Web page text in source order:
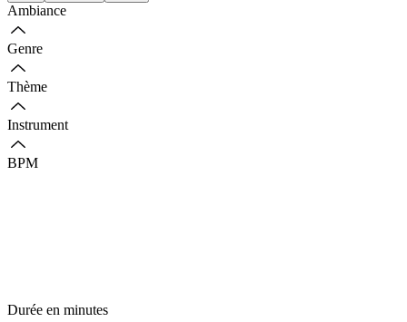
Ambiance
Genre
Thème
Instrument
BPM
Durée en minutes